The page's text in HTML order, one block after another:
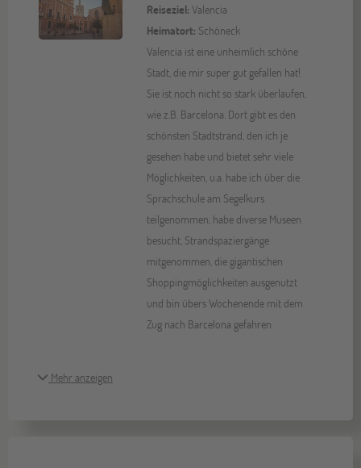
Reiseziel: Valencia
Heimatort: Schöneck
Valencia ist eine unheimlich schöne
Stadt, die mir super gut gefallen hat!
Sie ist noch nicht so stark überlaufen,
wie z.B. Barcelona. Dort gibt es den
schönsten Stadtstrand, den ich je
gesehen habe und bietet sehr viele
Möglichkeiten, u.a. habe ich über die
Sprachschule am Segelkurs
teilgenommen, habe diverse Museen
besucht, Strandspaziergänge
mitgenommen, die gigantischen
Shoppingmöglichkeiten ausgenutzt
und bin übers Wochenende mit dem
Zug nach Barcelona gefahren.
Mehr anzeigen